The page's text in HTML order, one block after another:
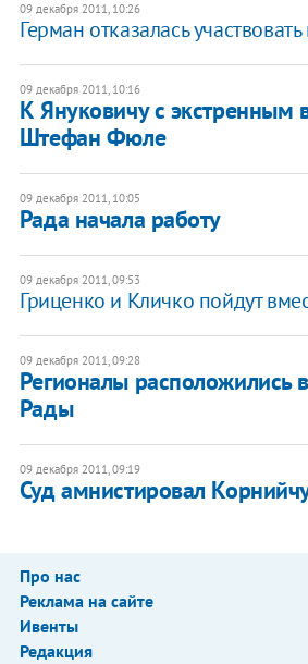
09 декабря 2011, 10:26
Герман отказалась
09 декабря 2011, 10:16
К Януковичу с экстренным
Штефан Фюле
09 декабря 2011, 10:05
Рада начала работу
09 декабря 2011, 09:53
​Гриценко и Кличко пойдут
09 декабря 2011, 09:28
Регионалы расположились
Рады
09 декабря 2011, 09:19
Суд амнистировал
Про нас
Реклама на сайте
Ивенты
Редакция